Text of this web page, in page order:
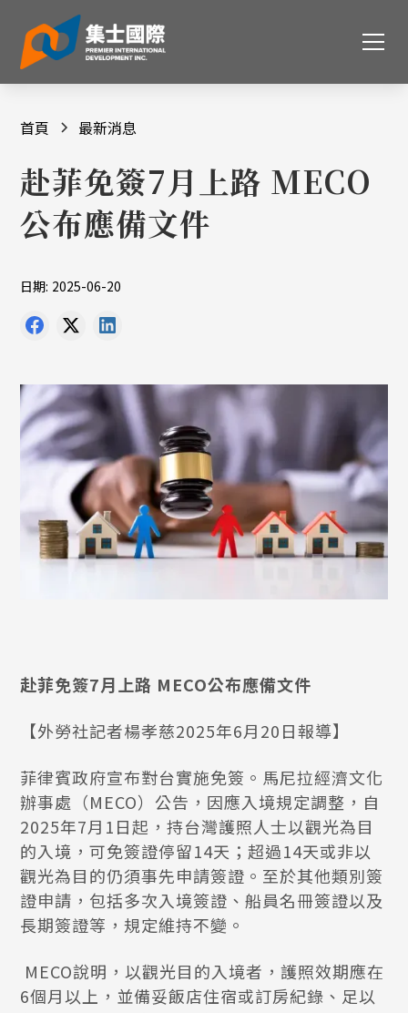
首頁 最新消息
赴菲免簽7月上路 MECO
公布應備文件
日期: 2025-06-20
赴菲免簽7月上路 MECO公布應備文件
【外勞社記者楊孝慈2025年6月20日報導】
菲律賓政府宣布對台實施免簽。馬尼拉經濟文化
辦事處（MECO）公告，因應入境規定調整，自
2025年7月1日起，持台灣護照人士以觀光為目
的入境，可免簽證停留14天；超過14天或非以
觀光為目的仍須事先申請簽證。至於其他類別簽
證申請，包括多次入境簽證、船員名冊簽證以及
長期簽證等，規定維持不變。
MECO說明，以觀光目的入境者，護照效期應在
6個月以上，並備妥飯店住宿或訂房紀錄、足以